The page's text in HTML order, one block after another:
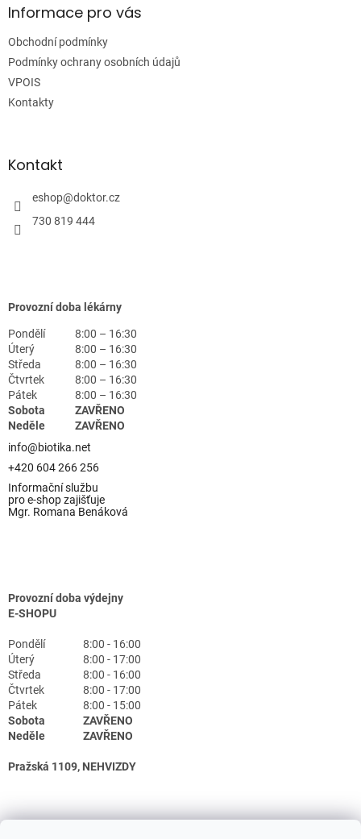
aInformace pro vás
Obchodní podmínky
Podmínky ochrany osobních údajů
VPOIS
Kontakty
Kontakt
eshop@doktor.cz
730 819 444
Provozní doba lékárny
Pondělí
8:00 – 16:30
Úterý
8:00 – 16:30
Středa
8:00 – 16:30
Čtvrtek
8:00 – 16:30
Pátek
8:00 – 16:30
Sobota
ZAVŘENO
Neděle
ZAVŘENO
info@biotika.net
+420 604 266 256
Informační službu
pro e-shop zajišťuje
Mgr. Romana Benáková
Provozní doba výdejny
E-SHOPU
Pondělí
8:00 - 16:00
Úterý
8:00 - 17:00
Středa
8:00 - 16:00
Čtvrtek
8:00 - 17:00
Pátek
8:00 - 15:00
Sobota
ZAVŘENO
Neděle
ZAVŘENO
Pražská 1109, NEHVIZDY